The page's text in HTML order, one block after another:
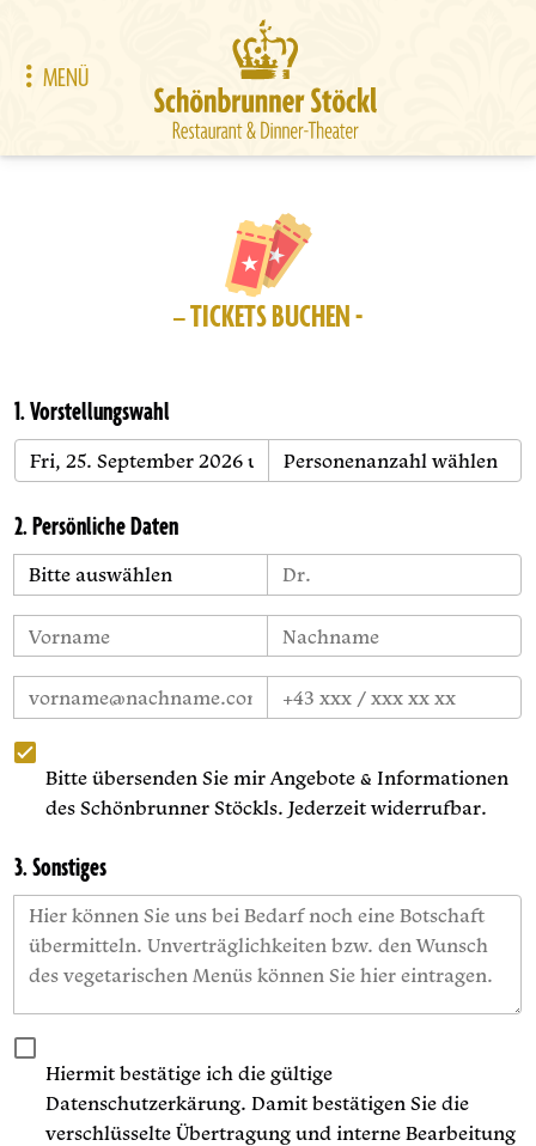
MENÜ
– TICKETS BUCHEN -
1. Vorstellungswahl
2. Persönliche Daten
Bitte übersenden Sie mir Angebote & Informationen
des Schönbrunner Stöckls. Jederzeit widerrufbar.
3. Sonstiges
Hiermit bestätige ich die gültige
Datenschutzerkärung. Damit bestätigen Sie die
verschlüsselte Übertragung und interne Bearbeitung